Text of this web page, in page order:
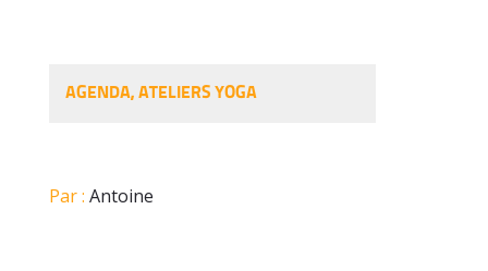
AGENDA, ATELIERS YOGA
Par : Antoine